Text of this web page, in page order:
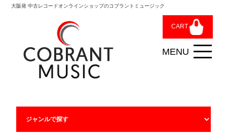
大阪発 中古レコードオンラインショップのコブラントミュージック
CART